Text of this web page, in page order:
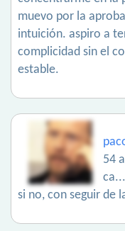
muevo por la
intuición. aspiro a
complicidad sin el
estable.
54
si no, con seguir de